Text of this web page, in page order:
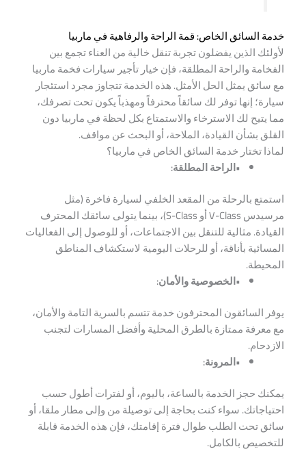
خدمة السائق الخاص: قمة الراحة والرفاهية في ماربيا
لأولئك الذين يفضلون تجربة تنقل خالية من العناء تجمع بين
الفخامة والراحة المطلقة، فإن خيار تأجير سيارات فخمة ماربيا
مع سائق يمثل الحل الأمثل. هذه الخدمة تتجاوز مجرد استئجار
سيارة؛ إنها توفر لك سائقاً محترفاً ومهذباً يكون تحت تصرفك،
مما يتيح لك الاسترخاء والاستمتاع بكل لحظة في ماربيا دون
القلق بشأن القيادة، الملاحة، أو البحث عن مواقف.
لماذا تختار خدمة السائق الخاص في ماربيا؟
•الراحة المطلقة:
استمتع بالرحلة من المقعد الخلفي لسيارة فاخرة (مثل
مرسيدس V-Class أو S-Class)، بينما يتولى سائقك المحترف
القيادة. مثالية للتنقل بين الاجتماعات، أو للوصول إلى الفعاليات
المسائية بأناقة، أو للرحلات اليومية لاستكشاف المناطق
المحيطة.
•الخصوصية والأمان:
يوفر السائقون المحترفون خدمة تتسم بالسرية التامة والأمان،
مع معرفة ممتازة بالطرق المحلية وأفضل المسارات لتجنب
الازدحام.
•المرونة:
يمكنك حجز الخدمة بالساعة، باليوم، أو لفترات أطول حسب
احتياجاتك. سواء كنت بحاجة إلى توصيلة من وإلى مطار ملقا، أو
سائق تحت الطلب طوال فترة إقامتك، فإن هذه الخدمة قابلة
للتخصيص بالكامل.